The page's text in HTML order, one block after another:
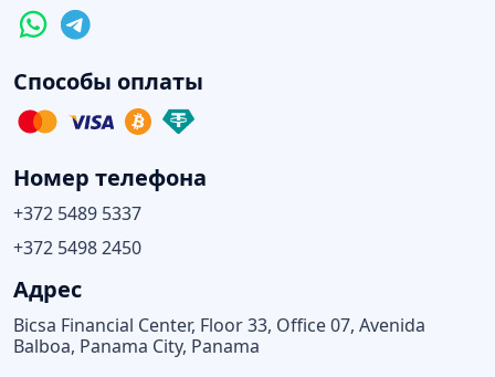
Способы оплаты
Номер телефона
+372 5489 5337
+372 5498 2450
Адрес
Bicsa Financial Center, Floor 33, Office 07, Avenida
Balboa, Panama City, Panama